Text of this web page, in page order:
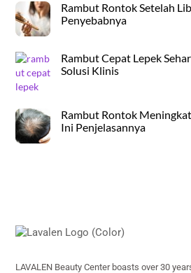
Rambut Rontok Setelah
Penyebabnya
Rambut Cepat Lepek
Solusi Klinis
Rambut Rontok
Ini Penjelasannya
Top
LAVALEN Beauty Center boasts over 30